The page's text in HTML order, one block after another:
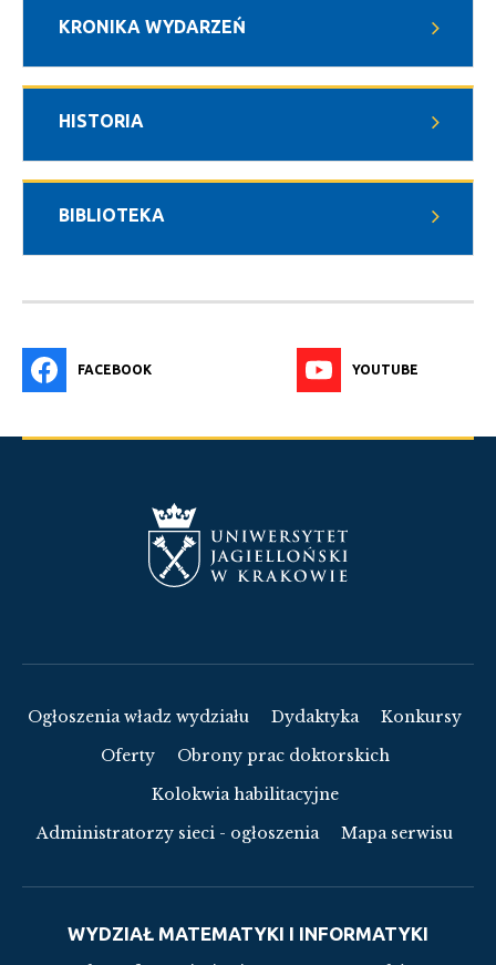
KRONIKA WYDARZEŃ
HISTORIA
BIBLIOTEKA
FACEBOOK YOUTUBE
Ogłoszenia władz wydziału Dydaktyka
Konkursy
Oferty
Obrony prac doktorskich
Kolokwia habilitacyjne
Administratorzy sieci - ogłoszenia
Mapa serwisu
WYDZIAŁ MATEMATYKI I INFORMATYKI